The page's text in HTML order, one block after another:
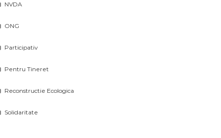
NVDA
ONG
Participativ
Pentru Tineret
Reconstructie Ecologica
Solidaritate